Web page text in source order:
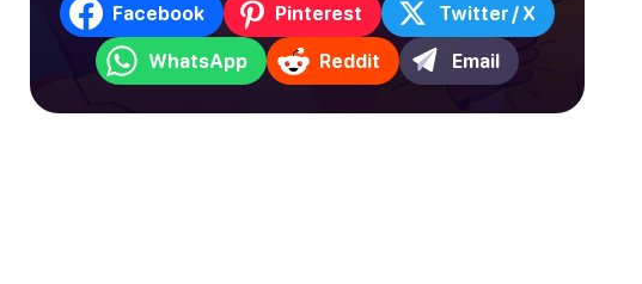
Facebook Pinterest Twitter / X
WhatsApp Reddit Email